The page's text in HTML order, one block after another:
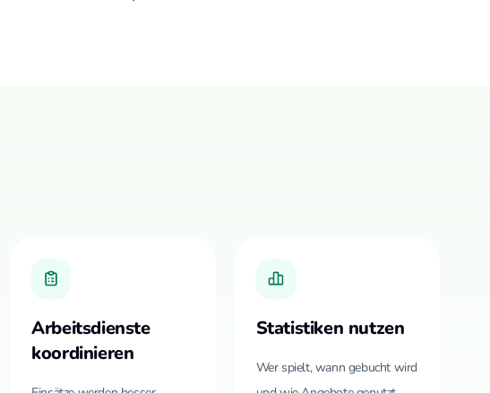
Arbeitsdienste
koordinieren
Statistiken nutzen
Wer spielt, wann gebucht wird